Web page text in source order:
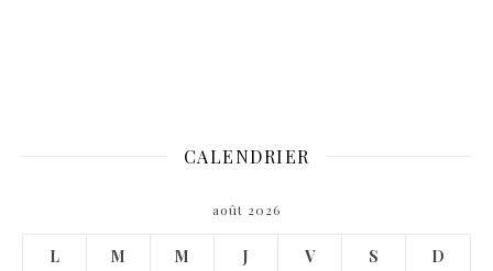
CALENDRIER
août 2026
L M M J V S D